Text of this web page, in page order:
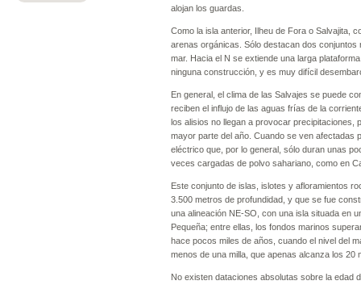
alojan los guardas.
Como la isla anterior, Ilheu de Fora o Salvajita,
arenas orgánicas. Sólo destacan dos
mar. Hacia el N se extiende una larga
ninguna construcción, y es muy difícil
En general, el clima de las Salvajes se puede
reciben el influjo de las aguas frías de la
los alisios no llegan a provocar
mayor parte del año. Cuando se ven afectadas
eléctrico que, por lo general, sólo duran unas
veces cargadas de polvo sahariano, como en
Este conjunto de islas, islotes y afloramientos
3.500 metros de profundidad, y que se fue
una alineación NE-SO, con una isla situada en
Pequeña; entre ellas, los fondos marinos
hace pocos miles de años, cuando el nivel del
menos de una milla, que apenas
No existen dataciones absolutas sobre la edad